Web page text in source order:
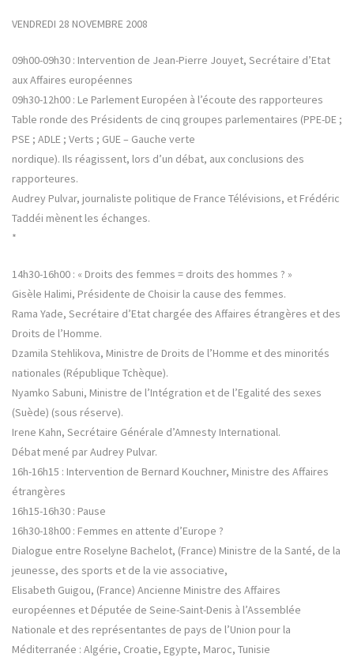
VENDREDI 28 NOVEMBRE 2008
09h00-09h30 : Intervention de Jean-Pierre Jouyet, Secrétaire d’Etat
aux Affaires européennes
09h30-12h00 : Le Parlement Européen à l’écoute des rapporteures
Table ronde des Présidents de cinq groupes parlementaires (PPE-DE ;
PSE ; ADLE ; Verts ; GUE – Gauche verte
nordique). Ils réagissent, lors d’un débat, aux conclusions des
rapporteures.
Audrey Pulvar, journaliste politique de France Télévisions, et Frédéric
Taddéi mènent les échanges.
*
14h30-16h00 : « Droits des femmes = droits des hommes ? »
Gisèle Halimi, Présidente de Choisir la cause des femmes.
Rama Yade, Secrétaire d’Etat chargée des Affaires étrangères et des
Droits de l’Homme.
Dzamila Stehlikova, Ministre de Droits de l’Homme et des minorités
nationales (République Tchèque).
Nyamko Sabuni, Ministre de l’Intégration et de l’Egalité des sexes
(Suède) (sous réserve).
Irene Kahn, Secrétaire Générale d’Amnesty International.
Débat mené par Audrey Pulvar.
16h-16h15 : Intervention de Bernard Kouchner, Ministre des Affaires
étrangères
16h15-16h30 : Pause
16h30-18h00 : Femmes en attente d’Europe ?
Dialogue entre Roselyne Bachelot, (France) Ministre de la Santé, de la
jeunesse, des sports et de la vie associative,
Elisabeth Guigou, (France) Ancienne Ministre des Affaires
européennes et Députée de Seine-Saint-Denis à l’Assemblée
Nationale et des représentantes de pays de l’Union pour la
Méditerranée : Algérie, Croatie, Egypte, Maroc, Tunisie